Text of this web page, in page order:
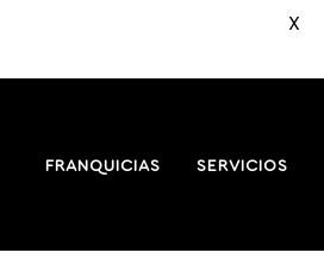
FRANQUICIAS SERVICIOS
X